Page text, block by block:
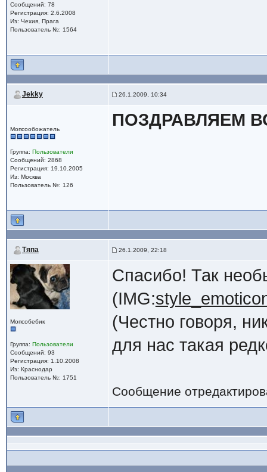
Сообщений: 78
Регистрация: 2.6.2008
Из: Чехия, Прага
Пользователь №: 1564
Jekky 26.1.2009, 10:34
Мопсообожатель
Группа: Пользователи
Сообщений: 2868
Регистрация: 19.10.2005
Из: Москва
Пользователь №: 126
ПОЗДРАВЛЯЕМ
Тяпа 26.1.2009, 22:18
Мопсобебик
Группа: Пользователи
Сообщений: 93
Регистрация: 1.10.2008
Из: Краснодар
Пользователь №: 1751
Спасибо! Так
(IMG:
(Честно говоря,
для нас такая
Сообщение